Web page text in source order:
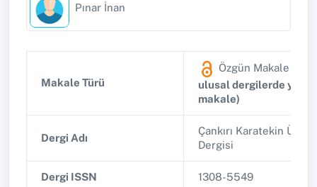
Pınar İnan
Makale Türü
Özgün Makale
ulusal dergilerde
makale)
Dergi Adı
Çankırı Karatekin
Dergisi
Dergi ISSN 1308-5549